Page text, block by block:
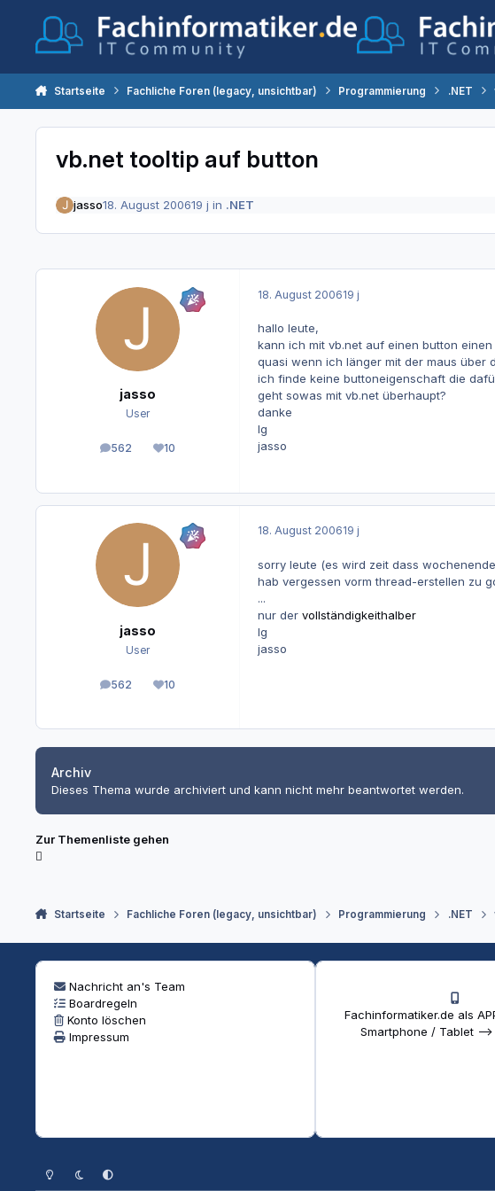
Startseite Fachliche Foren (legacy, unsichtbar) Programmierung .NET
vb.net tooltip auf button
jasso18. August 200619 j in .NET
jasso
User
562
Beiträge 10
Reputation
18. August 200619 j
hallo leute,
kann ich mit vb.net auf einen button einen
quasi wenn ich länger mit der maus über
ich finde keine buttoneigenschaft die
geht sowas mit vb.net überhaupt?
danke
lg
jasso
jasso
User
562
Beiträge 10
Reputation
18. August 200619 j
sorry leute (es wird zeit dass
hab vergessen vorm thread-erstellen zu
...
nur der vollständigkeithalber
lg
jasso
Archiv
Dieses Thema wurde archiviert und kann nicht mehr beantwortet werden.
Zur Themenliste gehen
Startseite Fachliche Foren (legacy, unsichtbar) Programmierung .NET
Nachricht an's Team
Boardregeln
Konto löschen
Impressum
Fachinformatiker.de als
Smartphone / Tablet -->
Heller ModusDunkler Modus
Systemeinstellung